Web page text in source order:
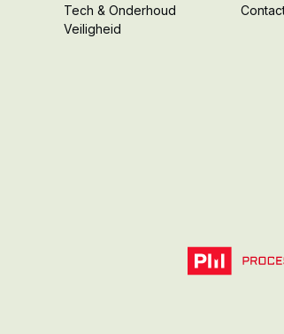
Tech & Onderhoud
Veiligheid